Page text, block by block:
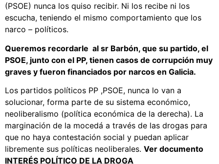
(PSOE) nunca los quiso recibir. Ni los recibe ni los
escucha, teniendo el mismo comportamiento que los
narco – políticos.
Queremos recordarle al sr Barbón, que su partido, el
PSOE, junto con el PP, tienen casos de corrupción muy
graves y fueron financiados por narcos en Galicia.
Los partidos políticos PP ,PSOE, nunca lo van a
solucionar, forma parte de su sistema económico,
neoliberalismo (política económica de la derecha). La
marginación de la mocedá a través de las drogas para
que no haya contestación social y puedan aplicar
libremente sus políticas neoliberales. Ver documento
INTERÉS POLÍTICO DE LA DROGA